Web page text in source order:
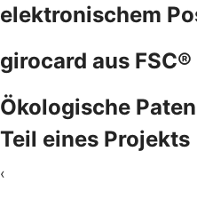
elektronischem
girocard aus
Ökologische
Teil eines Projekts
‹